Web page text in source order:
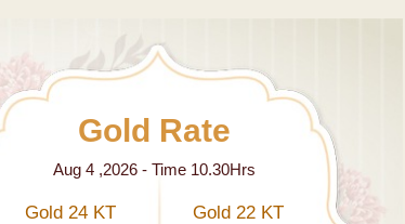
Gold Rate
Aug 4 ,2026 - Time 10.30Hrs
Gold 24 KT Gold 22 KT